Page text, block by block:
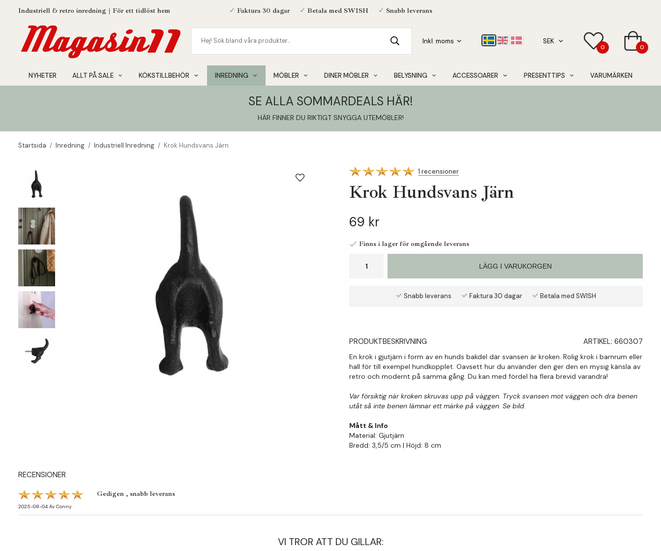
Industriell & retro inredning | För ett tidlöst hem ✓ Faktura 30 dagar ✓ Betala med SWISH ✓ Snabb leverans
0 0
NYHETER ALLT PÅ SALE KÖKSTILLBEHÖR INREDNING MÖBLER DINER MÖBLER BELYSNING ACCESSOARER PRESENTTIPS VARUMÄRKEN
SE ALLA SOMMARDEALS HÄR!
HÄR FINNER DU RIKTIGT SNYGGA UTEMÖBLER!
Startsida / Inredning / Industriell Inredning / Krok Hundsvans Järn
1 recensioner
Krok Hundsvans Järn
69 kr
Finns i lager för omgående leverans
LÄGG I VARUKORGEN
Snabb leverans Faktura 30 dagar Betala med SWISH
PRODUKTBESKRIVNING ARTIKEL: 660307
En krok i gjutjärn i form av en hunds bakdel där svansen är kroken. Rolig krok i barnrum eller
hall för till exempel hundkopplet. Oavsett hur du använder den ger den en mysig känsla av
retro och modernt på samma gång. Du kan med fördel ha flera brevid varandra!
Var försiktig när kroken skruvas upp på väggen. Tryck svansen mot väggen och dra benen
utåt så inte benen lämnar ett märke på väggen. Se bild.
Mått & Info
Material: Gjutjärn
Bredd: 3,5/5 cm | Höjd: 8 cm
RECENSIONER
2025-08-04 Av Conny
Gedigen , snabb leverans
VI TROR ATT DU GILLAR: